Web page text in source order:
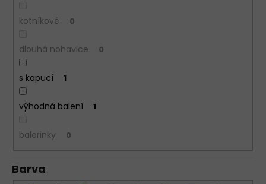
kotníkové 0
dlouhá nohavice 0
s kapucí 1
výhodná balení 1
balerinky 0
Barva